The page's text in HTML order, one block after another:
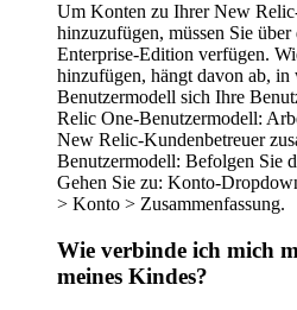
Um Konten zu Ihrer New
hinzuzufügen, müssen Sie
Enterprise-Edition verfügen.
hinzufügen, hängt davon ab, in
Benutzermodell sich Ihre
Relic One-Benutzermodell:
New Relic-Kundenbetreuer
Benutzermodell: Befolgen Sie
Gehen Sie zu: Konto-
> Konto > Zusammenfassung.
Wie verbinde ich mich
meines Kindes?